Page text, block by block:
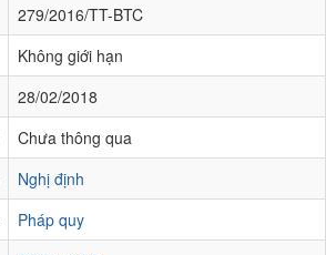
279/2016/TT-BTC
Không giới hạn
28/02/2018
Chưa thông qua
Nghị định
Pháp quy